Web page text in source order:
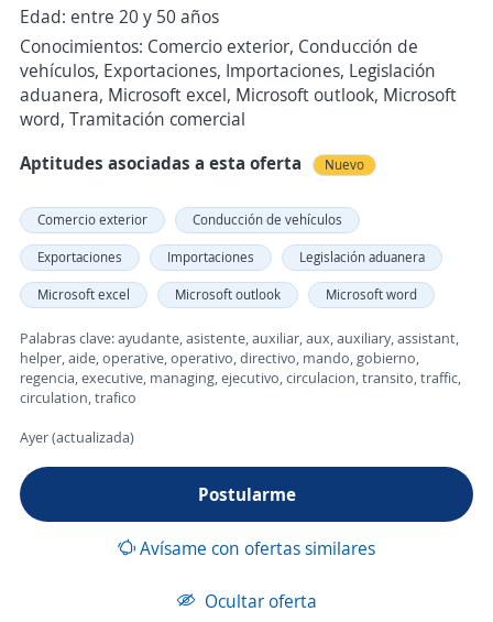
Edad: entre 20 y 50 años
Conocimientos: Comercio exterior, Conducción de
vehículos, Exportaciones, Importaciones, Legislación
aduanera, Microsoft excel, Microsoft outlook, Microsoft
word, Tramitación comercial
Aptitudes asociadas a esta oferta
Nuevo
Comercio exterior
Conducción de vehículos
Exportaciones
Importaciones
Legislación aduanera
Microsoft excel
Microsoft outlook Microsoft word
Palabras clave: ayudante, asistente, auxiliar, aux, auxiliary, assistant,
helper, aide, operative, operativo, directivo, mando, gobierno,
regencia, executive, managing, ejecutivo, circulacion, transito, traffic,
circulation, trafico
Ayer (actualizada)
Postularme
Avísame con ofertas similares
Ocultar oferta